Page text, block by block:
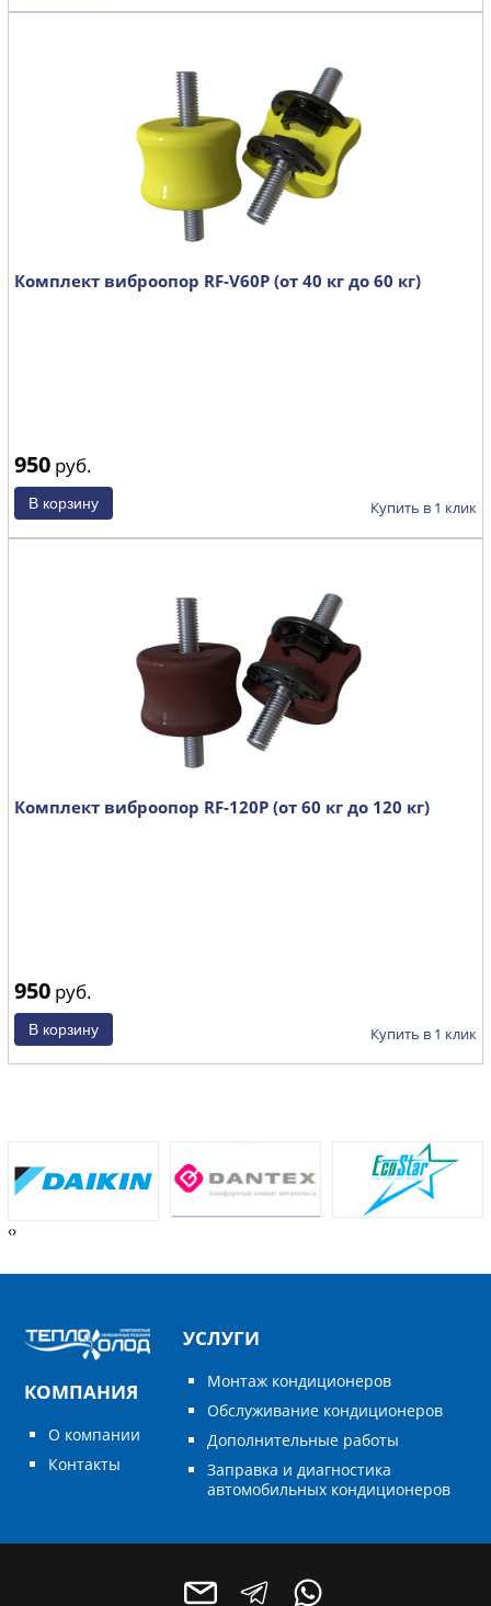
Комплект виброопор RF-V60P (от 40 кг до 60 кг)
950 руб.
Купить в 1 клик
Комплект виброопор RF-120P (от 60 кг до 120 кг)
950 руб.
Купить в 1 клик
‹›
КОМПАНИЯ
О компании
Контакты
УСЛУГИ
Монтаж кондиционеров
Обслуживание кондиционеров
Дополнительные работы
Заправка и диагностика
автомобильных кондиционеров